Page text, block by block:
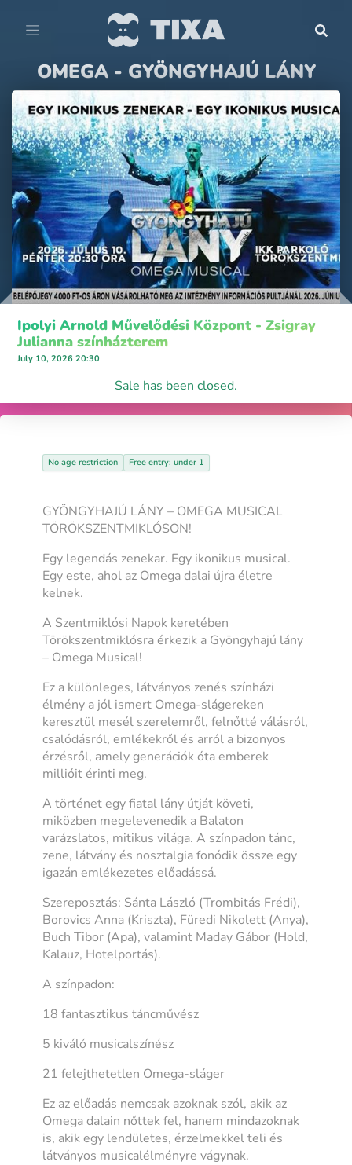
OMEGA - GYÖNGYHAJÚ LÁNY
Ipolyi Arnold Művelődési Központ - Zsigray
Julianna színházterem
July 10, 2026 20:30
Sale has been closed.
No age restriction Free entry: under 1
GYÖNGYHAJÚ LÁNY – OMEGA MUSICAL
TÖRÖKSZENTMIKLÓSON!
Egy legendás zenekar. Egy ikonikus musical.
Egy este, ahol az Omega dalai újra életre
kelnek.
A Szentmiklósi Napok keretében
Törökszentmiklósra érkezik a Gyöngyhajú lány
– Omega Musical!
Ez a különleges, látványos zenés színházi
élmény a jól ismert Omega-slágereken
keresztül mesél szerelemről, felnőtté válásról,
csalódásról, emlékekről és arról a bizonyos
érzésről, amely generációk óta emberek
millióit érinti meg.
A történet egy fiatal lány útját követi,
miközben megelevenedik a Balaton
varázslatos, mitikus világa. A színpadon tánc,
zene, látvány és nosztalgia fonódik össze egy
igazán emlékezetes előadássá.
Szereposztás: Sánta László (Trombitás Frédi),
Borovics Anna (Kriszta), Füredi Nikolett (Anya),
Buch Tibor (Apa), valamint Maday Gábor (Hold,
Kalauz, Hotelportás).
A színpadon:
18 fantasztikus táncművész
5 kiváló musicalszínész
21 felejthetetlen Omega-sláger
Ez az előadás nemcsak azoknak szól, akik az
Omega dalain nőttek fel, hanem mindazoknak
is, akik egy lendületes, érzelmekkel teli és
látványos musicalélményre vágynak.